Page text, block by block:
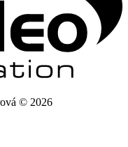
© 2026